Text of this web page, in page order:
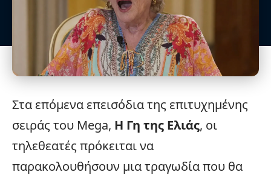
Στα επόμενα επεισόδια της επιτυχημένης
σειράς του Mega, Η Γη της Ελιάς, οι
τηλεθεατές πρόκειται να
παρακολουθήσουν μια τραγωδία που θα